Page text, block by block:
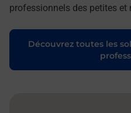
professionnels des petites et
Découvrez toutes les